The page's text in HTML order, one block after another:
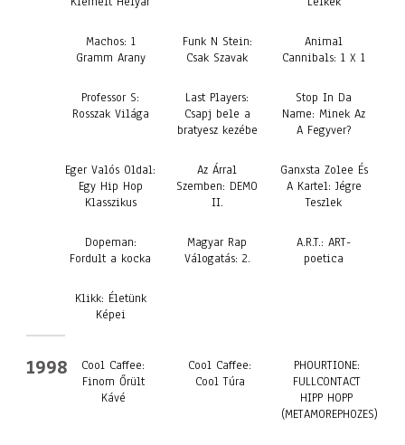
Machos: 1
Gramm Arany
Funk N Stein:
Csak Szavak
Animal
Cannibals: 1 X 1
Professor S:
Rosszak Világa
Last Players:
Csapj bele a
bratyesz kezébe
Stop In Da
Name: Minek Az
A Fegyver?
Eger Valós Oldal:
Egy Hip Hop
Klasszikus
Az Árral
Szemben: DEMO
II.
Ganxsta Zolee És
A Kartel: Jégre
Teszlek
Dopeman:
Fordult a kocka
Magyar Rap
Válogatás: 2.
A.R.T.: ART-
poetica
Klikk: Életünk
Képei
1998
Cool Caffee:
Finom Őrült
Kávé
Cool Caffee:
Cool Túra
PHOURTIONE:
FULLCONTACT
HIPP HOPP
(METAMOREPHOZES)